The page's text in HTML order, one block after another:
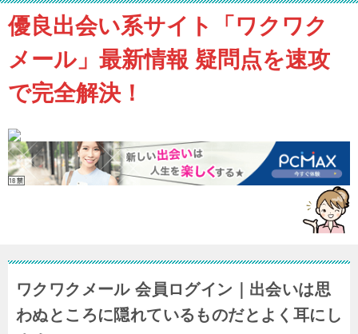
優良出会い系サイト「ワクワク
メール」最新情報 疑問点を速攻
で完全解決！
ワクワクメール 会員ログイン｜出会いは思
わぬところに隠れているものだとよく耳にし